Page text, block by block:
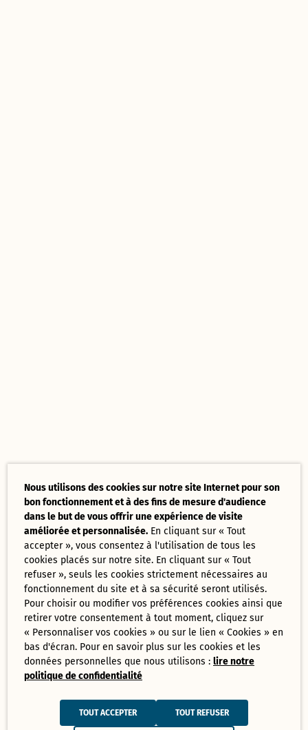
Nous utilisons des cookies sur notre site Internet pour son
bon fonctionnement et à des fins de mesure d'audience
dans le but de vous offrir une expérience de visite
améliorée et personnalisée. En cliquant sur « Tout
accepter », vous consentez à l'utilisation de tous les
cookies placés sur notre site. En cliquant sur « Tout
refuser », seuls les cookies strictement nécessaires au
fonctionnement du site et à sa sécurité seront utilisés.
Pour choisir ou modifier vos préférences cookies ainsi que
retirer votre consentement à tout moment, cliquez sur
« Personnaliser vos cookies » ou sur le lien « Cookies » en
bas d'écran. Pour en savoir plus sur les cookies et les
données personnelles que nous utilisons :lire notre
politique de confidentialité
TOUT ACCEPTER TOUT REFUSER